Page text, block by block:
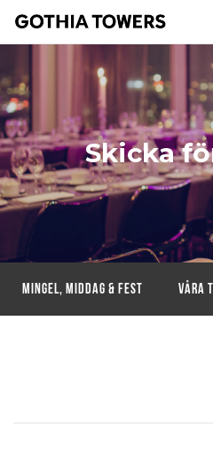
Skicka
Mingel, middag & fest Våra